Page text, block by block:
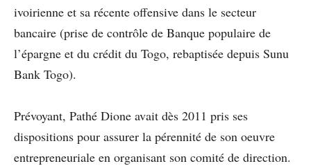
ivoirienne et sa récente offensive dans le secteur
bancaire (prise de contrôle de Banque populaire de
l’épargne et du crédit du Togo, rebaptisée depuis Sunu
Bank Togo).
Prévoyant, Pathé Dione avait dès 2011 pris ses
dispositions pour assurer la pérennité de son oeuvre
entrepreneuriale en organisant son comité de direction.